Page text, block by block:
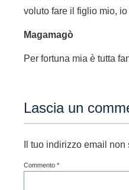
voluto fare il figlio mio, io
Magamagò
Per fortuna mia è tutta
Lascia un
Il tuo indirizzo email
Commento *